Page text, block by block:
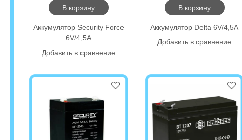
В корзину
Аккумулятор Security Force
6V/4,5A
Добавить в сравнение
В корзину
Аккумулятор Delta 6V/4,5A
Добавить в сравнение